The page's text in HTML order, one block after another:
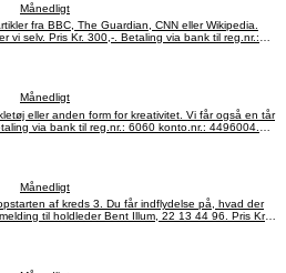
Månedligt
fra BBC, The Guardian, CNN eller Wikipedia.
. Betaling via bank til reg.nr.:
Månedligt
eller anden form for kreativitet. Vi får også en tår
Månedligt
af kreds 3. Du får indflydelse på, hvad der